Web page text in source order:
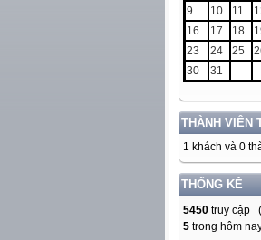
9
10 11
16
17 18
23
24 25
30
31
THÀNH VIÊN
1 khách và 0
THỐNG KÊ
5450 truy cập (
5 trong hôm